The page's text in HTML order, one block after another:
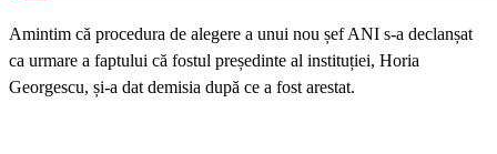
Amintim că procedura de alegere a unui nou șef ANI s-a declanșat
ca urmare a faptului că fostul președinte al instituției, Horia
Georgescu, și-a dat demisia după ce a fost arestat.